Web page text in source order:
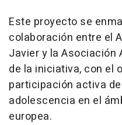
Este proyecto se
colaboración entre el
Javier y la Asociación
de la iniciativa, con el
participación activa
adolescencia en el
europea.